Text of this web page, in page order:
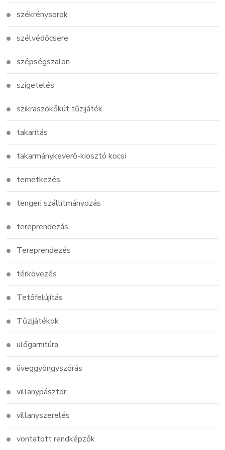
székrénysorok
szélvédőcsere
szépségszalon
szigetelés
szikraszökőkút tűzijáték
takarítás
takarmánykeverő-kiosztó kocsi
temetkezés
tengeri szállítmányozás
tereprendezás
Tereprendezés
térkövezés
Tetőfelújítás
Tűzijátékok
ülőgarnitúra
üveggyöngyszórás
villanypásztor
villanyszerelés
vontatott rendképzők